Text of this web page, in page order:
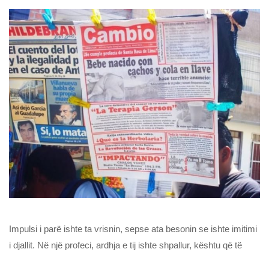
Impulsi i parë ishte ta vrisnin, sepse ata besonin se ishte imitimi
i djallit. Në një profeci, ardhja e tij ishte shpallur, kështu që të